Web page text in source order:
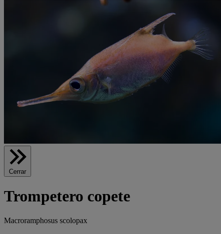
Cerrar
Trompetero copete
Macroramphosus scolopax